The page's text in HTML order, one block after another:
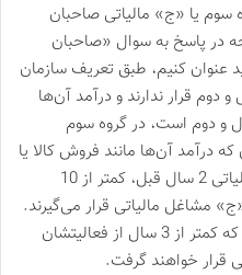
سوم یا «ج» مالیاتی صاحبان
در پاسخ به سوال «صاحبان
عنوان کنیم، طبق تعریف سازمان
دوم قرار ندارند و درآمد آن‌ها
و دوم است، در گروه سوم
درآمد آن‌ها مانند فروش کالا یا
عرضه خدمات بر اساس اظهارنامه مالیاتی 2 سال قبل، کمتر از 10
مشاغل مالیاتی قرار می‌گیرند.
همچنین مدیران مشاغل تازه‌تاسیس که کمتر از 3 سال از فعالیتشان
قرار خواهند گرفت.